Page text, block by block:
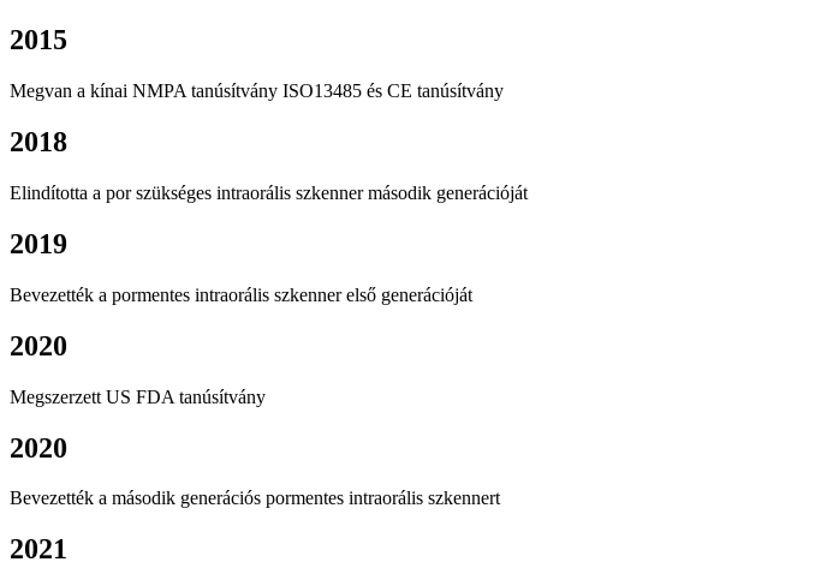
2015
Megvan a kínai NMPA tanúsítvány ISO13485 és CE tanúsítvány
2018
Elindította a por szükséges intraorális szkenner második generációját
2019
Bevezették a pormentes intraorális szkenner első generációját
2020
Megszerzett US FDA tanúsítvány
2020
Bevezették a második generációs pormentes intraorális szkennert
2021